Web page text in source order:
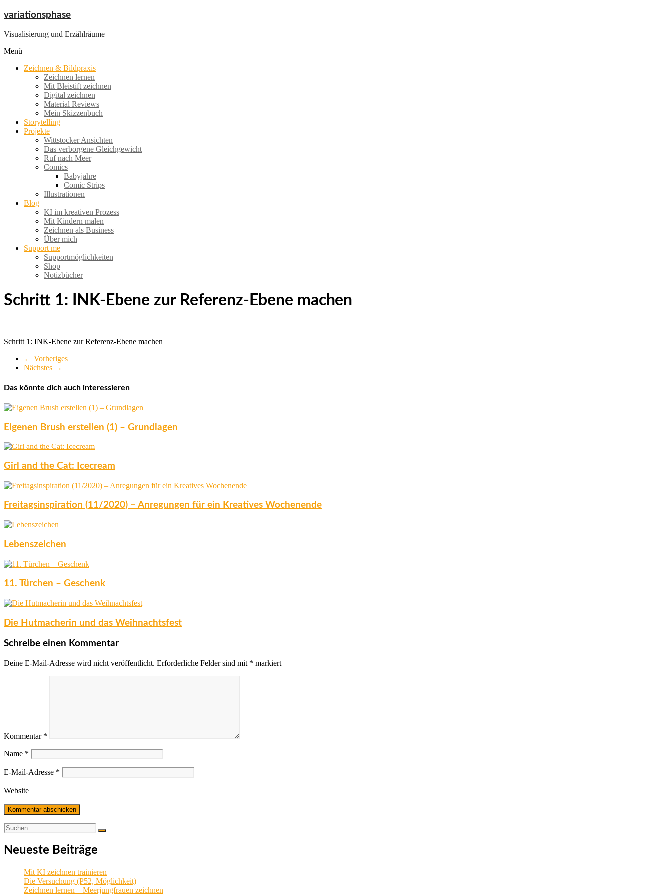
Zum
springen
variationsphase
Visualisierung und Erzählräume
Menü
Zeichnen & Bildpraxis
Zeichnen lernen
Mit Bleistift zeichnen
Digital zeichnen
Material Reviews
Mein Skizzenbuch
Storytelling
Projekte
Wittstocker Ansichten
Das verborgene Gleichgewicht
Ruf nach Meer
Comics
Babyjahre
Comic Strips
Illustrationen
Blog
KI im kreativen Prozess
Mit Kindern malen
Zeichnen als Business
Über mich
Support me
Supportmöglichkeiten
Shop
Notizbücher
Schritt 1: INK-Ebene zur Referenz-Ebene machen
Schritt 1: INK-Ebene zur Referenz-Ebene machen
← Vorheriges
Nächstes →
Das könnte dich auch interessieren
Eigenen Brush erstellen (1) – Grundlagen
Girl and the Cat: Icecream
Freitagsinspiration (11/2020) – Anregungen für ein Kreatives Wochenende
Lebenszeichen
11. Türchen – Geschenk
Die Hutmacherin und das Weihnachtsfest
Schreibe einen Kommentar
Deine E-Mail-Adresse wird nicht veröffentlicht. Erforderliche Felder sind mit * markiert
Kommentar *
Name *
E-Mail-Adresse *
Website
Neueste Beiträge
Mit KI zeichnen trainieren
Die Versuchung (P52, Möglichkeit)
Zeichnen lernen – Meerjungfrauen zeichnen